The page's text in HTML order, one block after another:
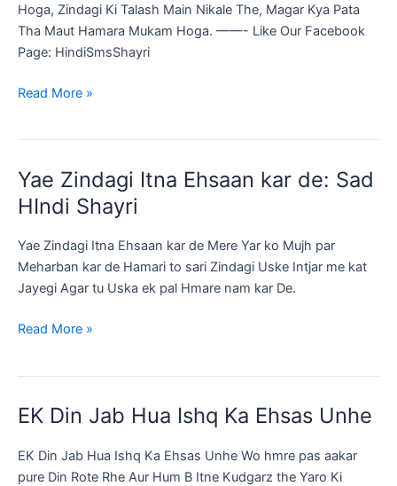
Hoga, ‪‎Zindagi‬ Ki Talash Main Nikale The, Magar Kya Pata
Tha ‪Maut‬ Hamara ‪Mukam‬ Hoga. ——- Like Our Facebook
Page: HindiSmsShayri
Socha
Main
Read More »
Yae Zindagi Itna Ehsaan kar de: Sad
HIndi Shayri
Yae Zindagi Itna Ehsaan kar de Mere Yar ko Mujh par
Meharban kar de Hamari to sari Zindagi Uske Intjar me kat
Jayegi Agar tu Uska ek pal Hmare nam kar De.
Yae
kar
Sad
HIndi
Read More »
EK Din Jab Hua Ishq Ka Ehsas Unhe
EK Din Jab Hua Ishq Ka Ehsas Unhe Wo hmre pas aakar
pure Din Rote Rhe Aur Hum B Itne Kudgarz the Yaro Ki